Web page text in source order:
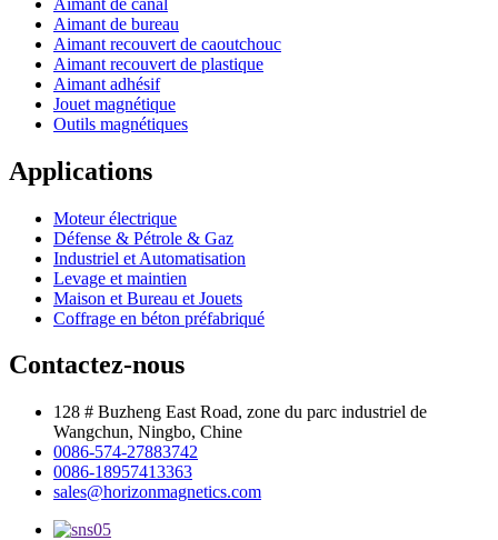
Aimant de bureau
Aimant recouvert de caoutchouc
Aimant recouvert de plastique
Aimant adhésif
Jouet magnétique
Outils magnétiques
Applications
Moteur électrique
Défense & Pétrole & Gaz
Industriel et Automatisation
Levage et maintien
Maison et Bureau et Jouets
Coffrage en béton préfabriqué
Contactez-nous
128 # Buzheng East Road, zone du parc industriel de
Wangchun, Ningbo, Chine
0086-574-27883742
0086-18957413363
sales@horizonmagnetics.com